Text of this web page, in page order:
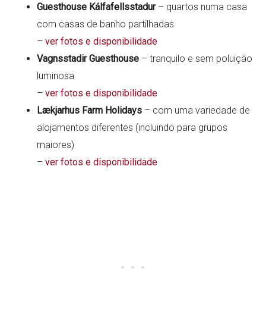
Guesthouse Kálfafellsstadur– quartos numa casa
com casas de banho partilhadas
–ver fotos e disponibilidade
Vagnsstadir Guesthouse – tranquilo e sem poluição
luminosa
–ver fotos e disponibilidade
Lækjarhus Farm Holidays – com uma variedade de
alojamentos diferentes (incluindo para grupos
maiores)
–ver fotos e disponibilidade